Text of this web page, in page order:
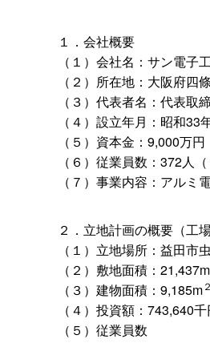
１．会社概要
（１）会社名：サン電子
（２）所在地：大阪府四
（３）代表者名：代表取
（４）設立年月：昭和33
（５）資本金：9,000万円
（６）従業員数：372人
（７）事業内容：アル
２．立地計画の概要（工
（１）立地場所：益田市
（２）敷地面積：21,437m
（３）建物面積：9,185m２
（４）投資額：743,640
（５）従業員数